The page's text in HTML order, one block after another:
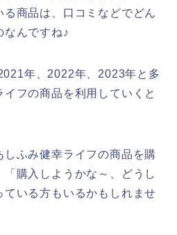
商品は、口コミなどでどん
なんですね♪
年、2022年、2023年と多
イフの商品を利用していくと
しふみ健幸ライフの商品を購
「購入しようかな～、どうし
ている方もいるかもしれませ